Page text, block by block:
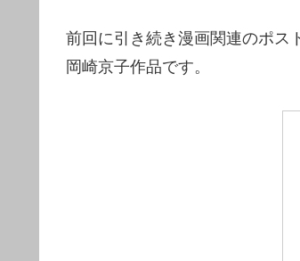
前回に引き続き漫画関連のポス
岡崎京子作品です。